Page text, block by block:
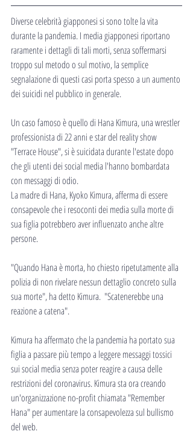
Diverse celebrità giapponesi si sono tolte la vita
durante la pandemia. I media giapponesi riportano
raramente i dettagli di tali morti, senza soffermarsi
troppo sul metodo o sul motivo, la semplice
segnalazione di questi casi porta spesso a un aumento
dei suicidi nel pubblico in generale.
Un caso famoso è quello di Hana Kimura, una wrestler
professionista di 22 anni e star del reality show
"Terrace House", si è suicidata durante l'estate dopo
che gli utenti dei social media l'hanno bombardata
con messaggi di odio.
La madre di Hana, Kyoko Kimura, afferma di essere
consapevole che i resoconti dei media sulla morte di
sua figlia potrebbero aver influenzato anche altre
persone.
"Quando Hana è morta, ho chiesto ripetutamente alla
polizia di non rivelare nessun dettaglio concreto sulla
sua morte", ha detto Kimura.  "Scatenerebbe una
reazione a catena".
Kimura ha affermato che la pandemia ha portato sua
figlia a passare più tempo a leggere messaggi tossici
sui social media senza poter reagire a causa delle
restrizioni del coronavirus. Kimura sta ora creando
un'organizzazione no-profit chiamata "Remember
Hana" per aumentare la consapevolezza sul bullismo
del web.